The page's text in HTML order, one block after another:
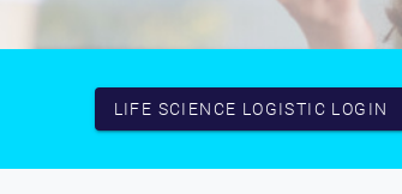
LIFE SCIENCE LOGISTIC LOGIN